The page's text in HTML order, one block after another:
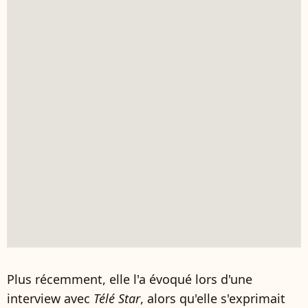
Plus récemment, elle l'a évoqué lors d'une
interview avec Télé Star, alors qu'elle s'exprimait